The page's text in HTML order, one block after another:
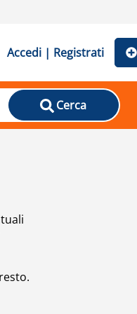
Accedi | Registrati
Cerca